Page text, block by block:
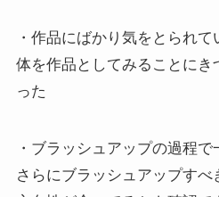
・作品にばかり気をとられ
体を作品としてみることに
った
・ブラッシュアップの過程で
さらにブラッシュアップすべ